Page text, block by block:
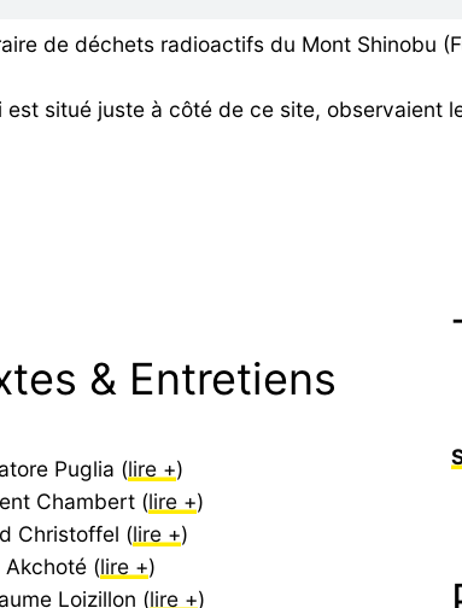
de déchets radioactifs du Mont Shinobu
situé juste à côté de ce site, observaient
& Entretiens
Puglia (lire +)
Chambert (lire +)
Christoffel (lire +)
Akchoté (lire +)
Loizillon (lire +)